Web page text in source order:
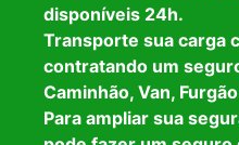
disponíveis 24h.
Transporte sua carga
contratando um
Caminhão, Van,
Para ampliar sua